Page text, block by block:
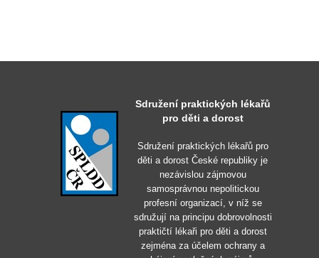
Sdružení praktických lékařů
pro děti a dorost
Sdružení praktických lékařů pro
děti a dorost České republiky je
nezávislou zájmovou
samosprávnou nepolitickou
profesní organizací, v níž se
sdružují na principu dobrovolnosti
praktičtí lékaři pro děti a dorost
zejména za účelem ochrany a